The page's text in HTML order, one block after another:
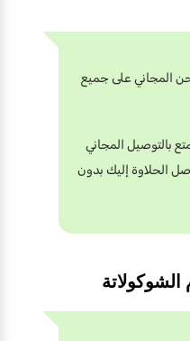
المجاني على جميع
بالتوصيل المجاني
الحلاوة إليك بدون